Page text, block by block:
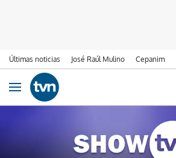
Últimas noticias José Raúl Mulino Cepanim
Ir al contenido
Obrir navegació